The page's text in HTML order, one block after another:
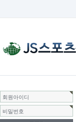
회원아이디
비밀번호